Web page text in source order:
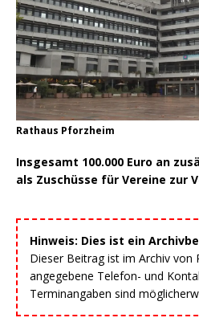
Rathaus Pforzheim
Insgesamt 100.000 Euro an
als Zuschüsse für Vereine zur
Hinweis: Dies ist ein
Dieser Beitrag ist im Archiv von
angegebene Telefon- und
Terminangaben sind